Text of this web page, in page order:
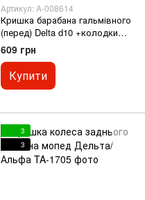
Артикул: A-008614
Кришка барабана гальмівного
(перед) Delta d10 +колодки
"LIPAI"
609 грн
Купити
3
3